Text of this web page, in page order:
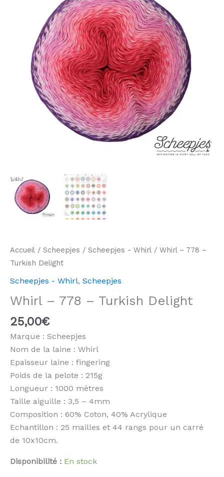
Accueil / Scheepjes / Scheepjes - Whirl / Whirl – 778 –
Turkish Delight
Scheepjes - Whirl, Scheepjes
Whirl – 778 – Turkish Delight
25,00€
Marque : Scheepjes
Nom de la laine : Whirl
Epaisseur laine : fingering
Poids de la pelote : 215g
Longueur : 1000 mètres
Taille aiguille : 3,5 – 4mm
Composition : 60% Coton, 40% Acrylique
Echantillon : 25 mailles et 44 rangs pour un carré
de 10x10cm.
Disponibilité : En stock